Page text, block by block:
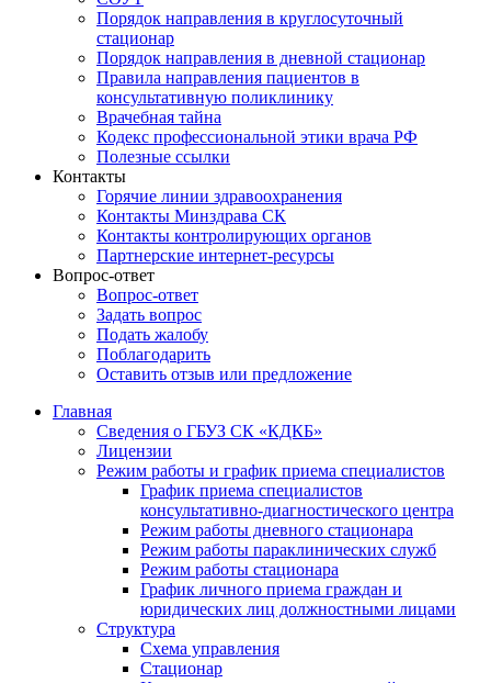
Порядок направления в круглосуточный
стационар
Порядок направления в дневной стационар
Правила направления пациентов в
консультативную поликлинику
Врачебная тайна
Кодекс профессиональной этики врача РФ
Полезные ссылки
Контакты
Горячие линии здравоохранения
Контакты Минздрава СК
Контакты контролирующих органов
Партнерские интернет-ресурсы
Вопрос-ответ
Вопрос-ответ
Задать вопрос
Подать жалобу
Поблагодарить
Оставить отзыв или предложение
Главная
Сведения о ГБУЗ СК «КДКБ»
Лицензии
Режим работы и график приема специалистов
График приема специалистов
консультативно-диагностического центра
Режим работы дневного стационара
Режим работы параклинических служб
Режим работы стационара
График личного приема граждан и
юридических лиц должностными лицами
Структура
Схема управления
Стационар